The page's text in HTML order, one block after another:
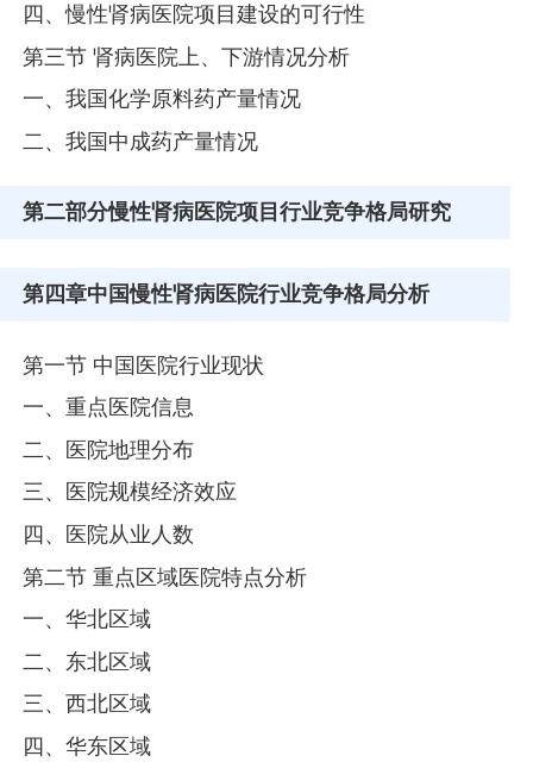
四、慢性肾病医院项目建设的可行性
第三节 肾病医院上、下游情况分析
一、我国化学原料药产量情况
二、我国中成药产量情况
第二部分慢性肾病医院项目行业竞争格局研究
第四章中国慢性肾病医院行业竞争格局分析
第一节 中国医院行业现状
一、重点医院信息
二、医院地理分布
三、医院规模经济效应
四、医院从业人数
第二节 重点区域医院特点分析
一、华北区域
二、东北区域
三、西北区域
四、华东区域